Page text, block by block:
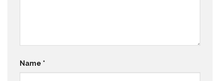
Name *